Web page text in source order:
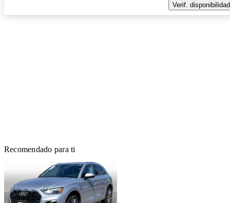
Verif. disponibilidad
Recomendado para ti